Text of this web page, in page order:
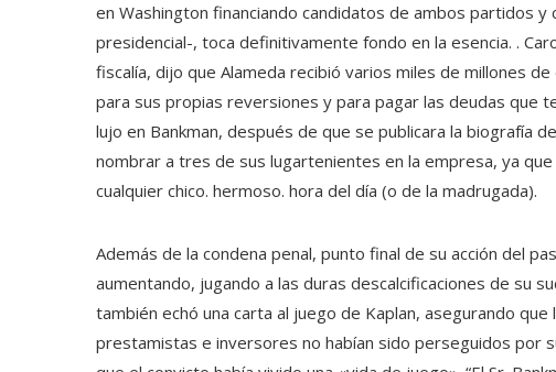
en Washington financiando candidatos de ambos partidos
presidencial-, toca definitivamente fondo en la esencia. .
fiscalía, dijo que Alameda recibió varios miles de millones
para sus propias reversiones y para pagar las deudas que
lujo en Bankman, después de que se publicara la biografía
nombrar a tres de sus lugartenientes en la empresa, ya
cualquier chico. hermoso. hora del día (o de la madrugada).
Además de la condena penal, punto final de su acción del
aumentando, jugando a las duras descalcificaciones de su
también echó una carta al juego de Kaplan, asegurando
prestamistas e inversores no habían sido perseguidos por